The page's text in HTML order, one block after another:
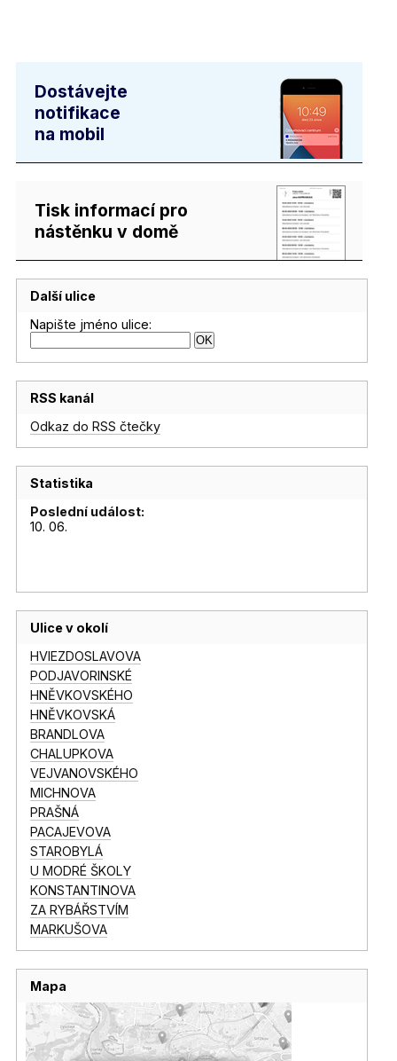
Dostávejte
notifikace
na mobil
Tisk informací pro
nástěnku v domě
Další ulice
Napište jméno ulice:
RSS kanál
Odkaz do RSS čtečky
Statistika
Poslední událost:
10. 06.
Ulice v okolí
HVIEZDOSLAVOVA
PODJAVORINSKÉ
HNĚVKOVSKÉHO
HNĚVKOVSKÁ
BRANDLOVA
CHALUPKOVA
VEJVANOVSKÉHO
MICHNOVA
PRAŠNÁ
PACAJEVOVA
STAROBYLÁ
U MODRÉ ŠKOLY
KONSTANTINOVA
ZA RYBÁŘSTVÍM
MARKUŠOVA
Mapa